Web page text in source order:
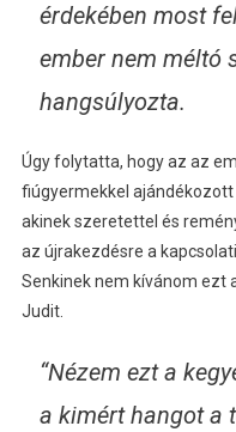
érdekében most
ember nem méltó
hangsúlyozta.
Úgy folytatta, hogy az az
fiúgyermekkel
akinek szeretettel és
az újrakezdésre a
Senkinek nem kívánom ezt
Judit.
“Nézem ezt a
a kimért hangot a